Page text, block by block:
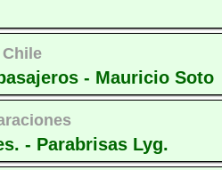
- Mauricio Soto
- Parabrisas Lyg.